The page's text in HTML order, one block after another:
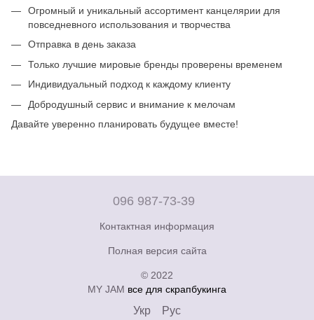
Огромный и уникальный ассортимент канцелярии для
повседневного использования и творчества
Отправка в день заказа
Только лучшие мировые бренды проверены временем
Индивидуальный подход к каждому клиенту
Добродушный сервис и внимание к мелочам
Давайте уверенно планировать будущее вместе!
096 987-73-39
Контактная информация
Полная версия сайта
© 2022
MY JAM все для скрапбукинга
Укр Рус